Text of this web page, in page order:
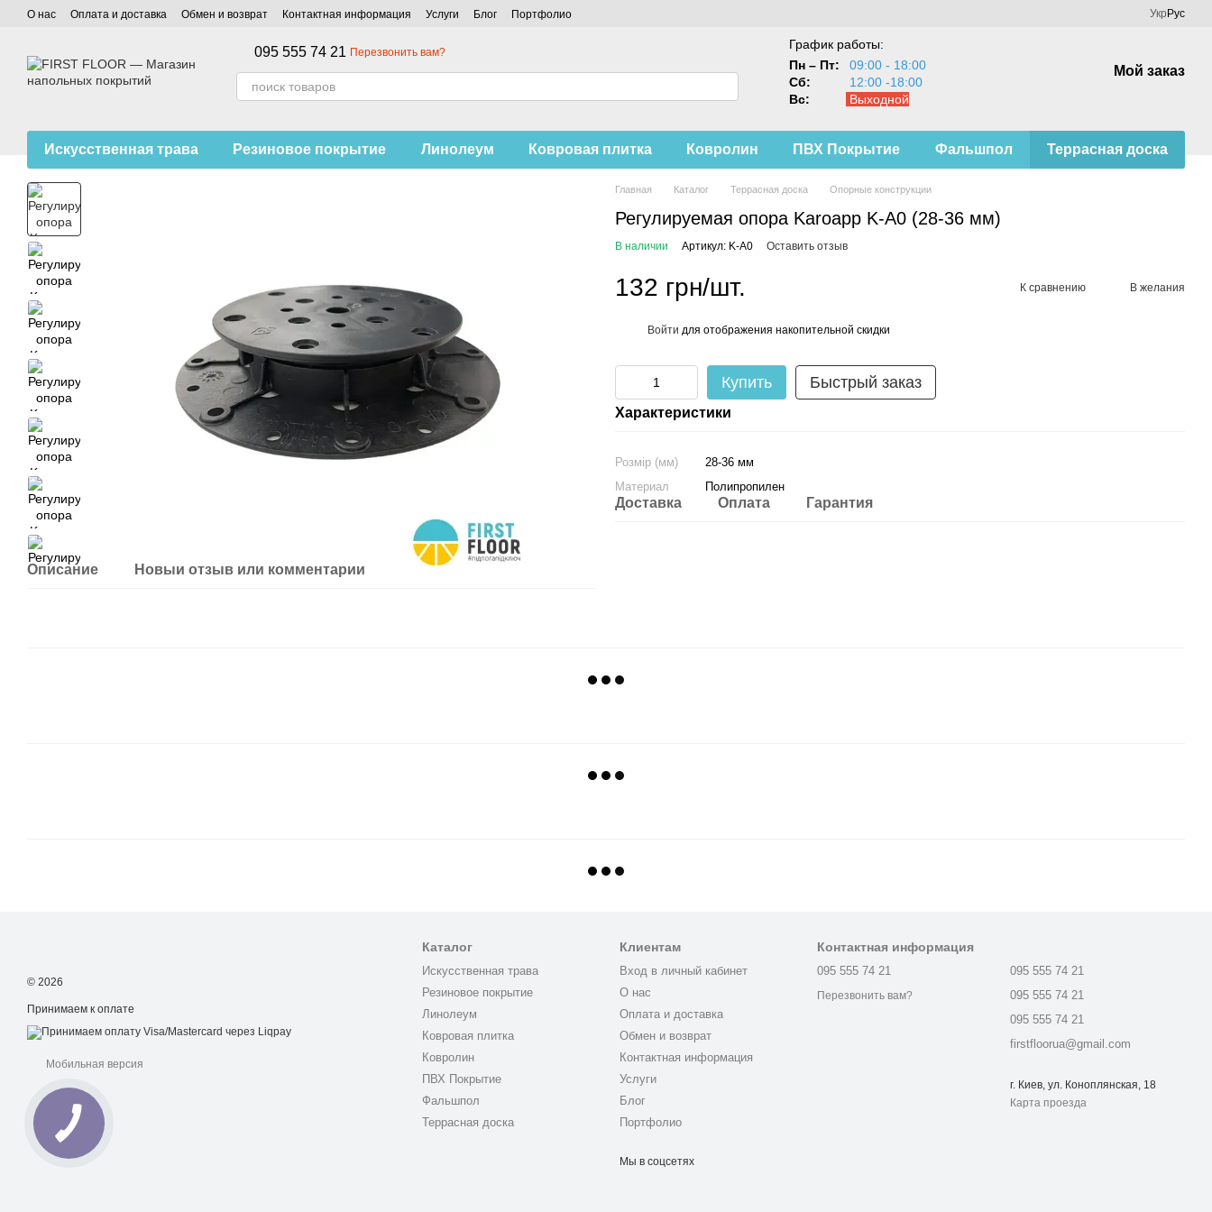
Перейти к основному контенту
О нас Оплата и доставка Обмен и возврат Контактная информация Услуги Блог Портфолио Укр Рус
095 555 74 21 Перезвонить вам?
График работы:
Пн – Пт:
09:00 - 18:00
Сб:
12:00 -18:00
Вс:
Выходной
Мой заказ
Искусственная трава Резиновое покрытие Линолеум Ковровая плитка Ковролин ПВХ Покрытие Фальшпол Террасная доска
Описание Новый отзыв или комментарий
Главная Каталог Террасная доска Опорные конструкции
Регулируемая опора Karoapp K-A0 (28-36 мм)
В наличии Артикул: K-A0 Оставить отзыв
132 грн/шт. К сравнению В желания
Войти для отображения накопительной скидки
Купить Быстрый заказ
Характеристики
Розмір (мм)
28-36 мм
Материал
Полипропилен
Доставка Оплата Гарантия
© 2026
Принимаем к оплате
Мобильная версия
Каталог
Искусственная трава
Резиновое покрытие
Линолеум
Ковровая плитка
Ковролин
ПВХ Покрытие
Фальшпол
Террасная доска
Клиентам
Вход в личный кабинет
О нас
Оплата и доставка
Обмен и возврат
Контактная информация
Услуги
Блог
Портфолио
Мы в соцсетях
Контактная информация
095 555 74 21
Перезвонить вам?
095 555 74 21
095 555 74 21
095 555 74 21
firstfloorua@gmail.com
г. Киев, ул. Коноплянская, 18
Карта проезда